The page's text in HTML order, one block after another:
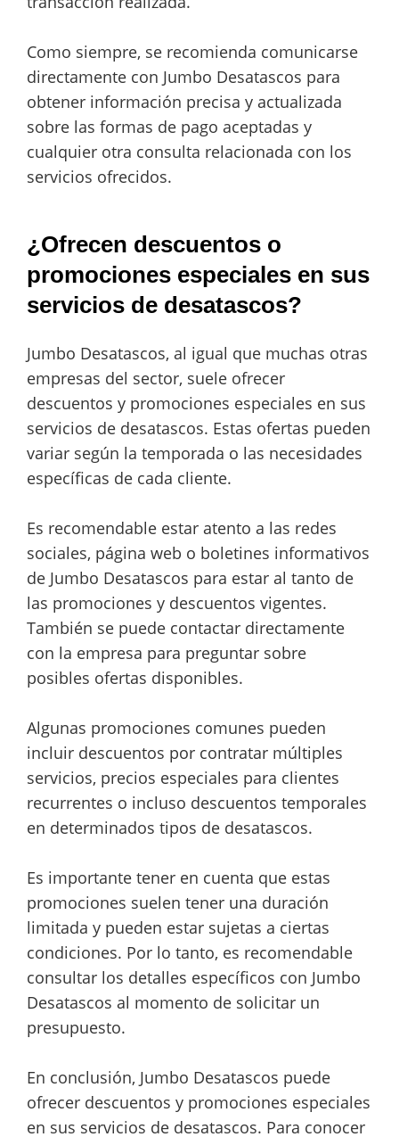
Como siempre, se recomienda comunicarse
directamente con Jumbo Desatascos para
obtener información precisa y actualizada
sobre las formas de pago aceptadas y
cualquier otra consulta relacionada con los
servicios ofrecidos.
¿Ofrecen descuentos o
promociones especiales en sus
servicios de desatascos?
Jumbo Desatascos, al igual que muchas otras
empresas del sector, suele ofrecer
descuentos y promociones especiales en sus
servicios de desatascos. Estas ofertas pueden
variar según la temporada o las necesidades
específicas de cada cliente.
Es recomendable estar atento a las redes
sociales, página web o boletines informativos
de Jumbo Desatascos para estar al tanto de
las promociones y descuentos vigentes.
También se puede contactar directamente
con la empresa para preguntar sobre
posibles ofertas disponibles.
Algunas promociones comunes pueden
incluir descuentos por contratar múltiples
servicios, precios especiales para clientes
recurrentes o incluso descuentos temporales
en determinados tipos de desatascos.
Es importante tener en cuenta que estas
promociones suelen tener una duración
limitada y pueden estar sujetas a ciertas
condiciones. Por lo tanto, es recomendable
consultar los detalles específicos con Jumbo
Desatascos al momento de solicitar un
presupuesto.
En conclusión, Jumbo Desatascos puede
ofrecer descuentos y promociones especiales
en sus servicios de desatascos. Para conocer